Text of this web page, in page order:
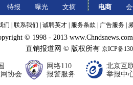
特报
曝光
文摘
电商
们 联系我们 诚聘英才 服务条款 广告服务
© 1998 - 2013
直销报道网 © 版权所有 京ICP备
协会
网络110
报警服务
北京互
举报中